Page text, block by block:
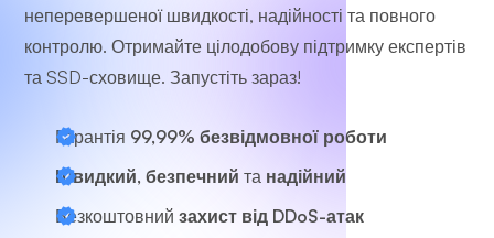
неперевершеної швидкості, надійності та повного
контролю. Отримайте цілодобову підтримку експертів
та SSD-сховище. Запустіть зараз!
Гарантія 99,99% безвідмовної роботи
Швидкий, безпечний та надійний
Безкоштовний захист від DDoS-атак